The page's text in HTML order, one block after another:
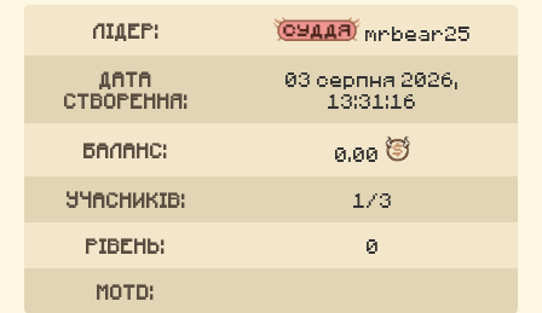
ЛІДЕР: mrbear25
ДАТА
СТВОРЕННЯ:
03 серпня 2026,
13:31:16
БАЛАНС: 0.00
УЧАСНИКІВ: 1/3
РІВЕНЬ: 0
MOTD: